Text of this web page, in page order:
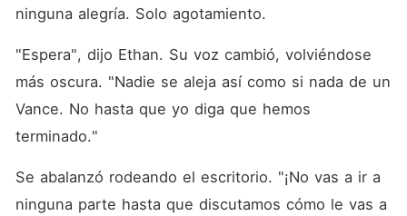
ninguna alegría. Solo agotamiento.
"Espera", dijo Ethan. Su voz cambió, volviéndose
más oscura. "Nadie se aleja así como si nada de un
Vance. No hasta que yo diga que hemos
terminado."
Se abalanzó rodeando el escritorio. "¡No vas a ir a
ninguna parte hasta que discutamos cómo le vas a